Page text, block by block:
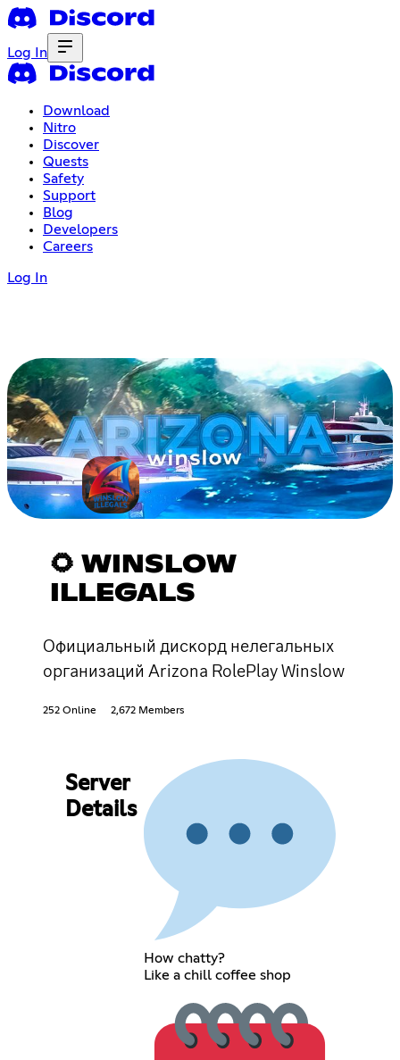
Log In
Download
Nitro
Discover
Quests
Safety
Support
Blog
Developers
Careers
Log In
🌻 WINSLOW
ILLEGALS
Официальный дискорд нелегальных
организаций Arizona RolePlay Winslow
252 Online 2,672 Members
Server
Details
How chatty?
Like a chill coffee shop